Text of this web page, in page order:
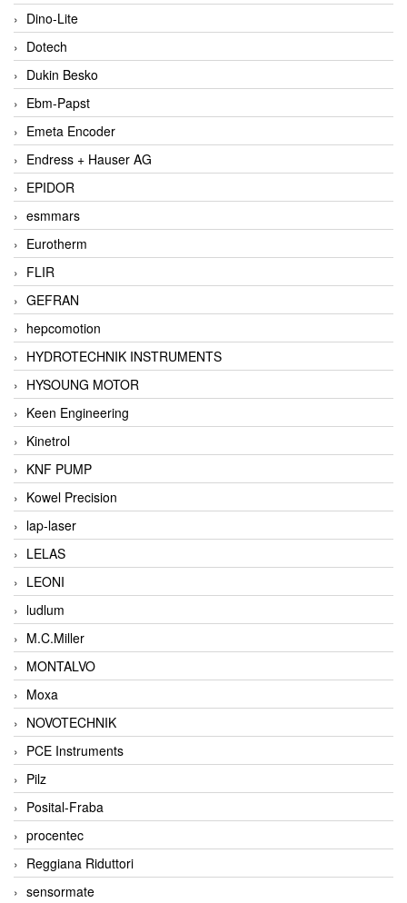
Dino-Lite
Dotech
Dukin Besko
Ebm-Papst
Emeta Encoder
Endress + Hauser AG
EPIDOR
esmmars
Eurotherm
FLIR
GEFRAN
hepcomotion
HYDROTECHNIK INSTRUMENTS
HYSOUNG MOTOR
Keen Engineering
Kinetrol
KNF PUMP
Kowel Precision
lap-laser
LELAS
LEONI
ludlum
M.C.Miller
MONTALVO
Moxa
NOVOTECHNIK
PCE Instruments
Pilz
Posital-Fraba
procentec
Reggiana Riduttori
sensormate